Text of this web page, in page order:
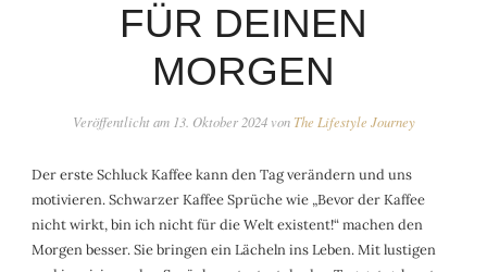
FÜR DEINEN
MORGEN
Veröffentlicht am 13. Oktober 2024 von The Lifestyle Journey
Der erste Schluck Kaffee kann den Tag verändern und uns
motivieren. Schwarzer Kaffee Sprüche wie „Bevor der Kaffee
nicht wirkt, bin ich nicht für die Welt existent!“ machen den
Morgen besser. Sie bringen ein Lächeln ins Leben. Mit lustigen